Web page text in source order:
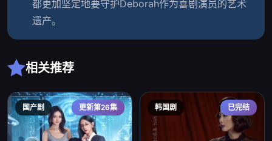
都更加坚定地要守护Deborah作为喜剧演员的艺术
遗产。
相关推荐
国产剧 更新第26集 韩国剧 已完结